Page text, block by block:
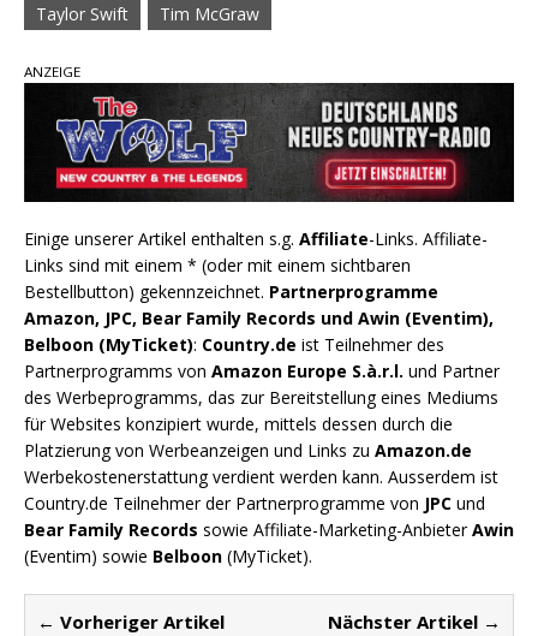
Taylor Swift
Tim McGraw
ANZEIGE
Einige unserer Artikel enthalten s.g. Affiliate-Links. Affiliate-
Links sind mit einem * (oder mit einem sichtbaren
Bestellbutton) gekennzeichnet. Partnerprogramme
Amazon, JPC, Bear Family Records und Awin (Eventim),
Belboon (MyTicket): Country.de ist Teilnehmer des
Partnerprogramms von Amazon Europe S.à.r.l. und Partner
des Werbeprogramms, das zur Bereitstellung eines Mediums
für Websites konzipiert wurde, mittels dessen durch die
Platzierung von Werbeanzeigen und Links zu Amazon.de
Werbekostenerstattung verdient werden kann. Ausserdem ist
Country.de Teilnehmer der Partnerprogramme von JPC und
Bear Family Records sowie Affiliate-Marketing-AnbieterAwin
(Eventim) sowie Belboon (MyTicket).
← Vorheriger Artikel Nächster Artikel →